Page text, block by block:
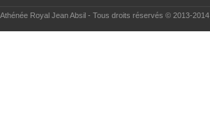
Athénée Royal Jean Absil - Tous droits réservés © 2013-2014